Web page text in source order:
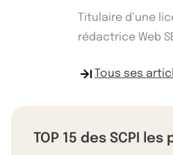
Titulaire d’une
rédactrice Web
Tous ses
TOP 15 des SCPI